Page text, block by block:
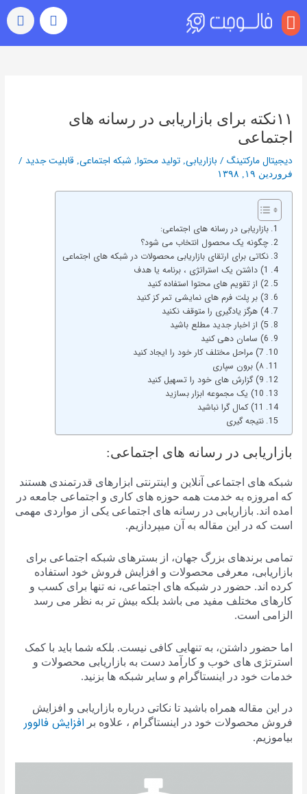
منو
۱۱نکته برای بازاریابی در رسانه های
اجتماعی
دیجیتال مارکتینگ / بازاریابی,تولید محتوا, شبکه اجتماعی,قابلیت جدید /
فروردین ۱۹, ۱۳۹۸
بازاریابی در رسانه های اجتماعی:
چگونه یک محصول انتخاب می شود؟
نکاتی برای ارتقای بازاریابی محصولات در شبکه های اجتماعی
1) داشتن یک استراتژی ، برنامه یا هدف
2) از تقویم های محتوا استفاده کنید
3) بر پلت فرم های نمایشی تمر کز کنید
4) هرگز یادگیری را متوقف نکنید
5) از اخبار جدید مطلع باشید
6) سامان دهی کنید
7) مراحل مختلف کار خود را ایجاد کنید
۸) برون سپاری
9) گزارش های خود را تسهیل کنید
10) یک مجموعه ابزار بسازید
11) کمال گرا نباشید
نتیجه گیری
بازاریابی در رسانه های اجتماعی:
شبکه های اجتماعی آنلاین و اینترنتی ابزارهای قدرتمندی هستند
که امروزه به خدمت همه حوزه های کاری و اجتماعی جامعه در
امده اند. بازاریابی در رسانه های اجتماعی یکی از مواردی مهمی
است که در این مقاله به آن میپردازیم.
تمامی برندهای بزرگ جهان، از بسترهای شبکه اجتماعی برای
بازاریابی، معرفی محصولات و افزایش فروش خود استفاده
کرده اند. حضور در شبکه های اجتماعی، نه تنها برای کسب و
کارهای مختلف مفید می باشد بلکه بیش تر به نظر می رسد
الزامی است.
اما حضور داشتن، به تنهایی کافی نیست. بلکه شما باید با کمک
استرتژی های خوب و کارآمد دست به بازاریابی محصولات و
خدمات خود در اینستاگرام و سایر شبکه ها بزنید.
در این مقاله همراه باشید تا نکاتی درباره بازاریابی و افزایش
فروش محصولات خود در اینستاگرام ، علاوه برافزایش فالوور
بیاموزیم.